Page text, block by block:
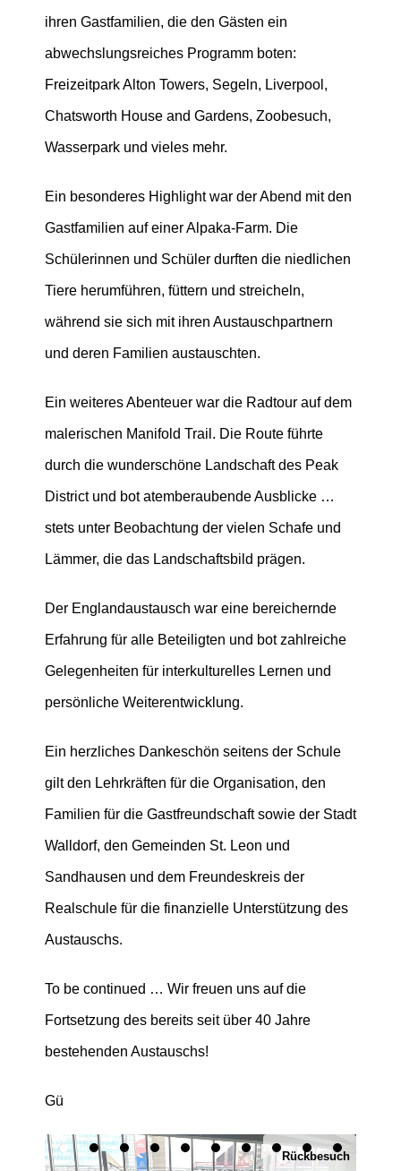
ihren Gastfamilien, die den Gästen ein
abwechslungsreiches Programm boten:
Freizeitpark Alton Towers, Segeln, Liverpool,
Chatsworth House and Gardens, Zoobesuch,
Wasserpark und vieles mehr.
Ein besonderes Highlight war der Abend mit den
Gastfamilien auf einer Alpaka-Farm. Die
Schülerinnen und Schüler durften die niedlichen
Tiere herumführen, füttern und streicheln,
während sie sich mit ihren Austauschpartnern
und deren Familien austauschten.
Ein weiteres Abenteuer war die Radtour auf dem
malerischen Manifold Trail. Die Route führte
durch die wunderschöne Landschaft des Peak
District und bot atemberaubende Ausblicke …
stets unter Beobachtung der vielen Schafe und
Lämmer, die das Landschaftsbild prägen.
Der Englandaustausch war eine bereichernde
Erfahrung für alle Beteiligten und bot zahlreiche
Gelegenheiten für interkulturelles Lernen und
persönliche Weiterentwicklung.
Ein herzliches Dankeschön seitens der Schule
gilt den Lehrkräften für die Organisation, den
Familien für die Gastfreundschaft sowie der Stadt
Walldorf, den Gemeinden St. Leon und
Sandhausen und dem Freundeskreis der
Realschule für die finanzielle Unterstützung des
Austauschs.
To be continued … Wir freuen uns auf die
Fortsetzung des bereits seit über 40 Jahre
bestehenden Austauschs!
Gü
Rückbesuch